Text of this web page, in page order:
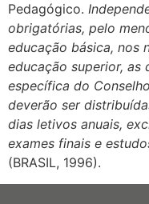
Pedagógico.
obrigatórias, pelo
educação básica, nos
educação superior, as
específica do
deverão ser
dias letivos anuais,
exames finais e
(BRASIL, 1996).